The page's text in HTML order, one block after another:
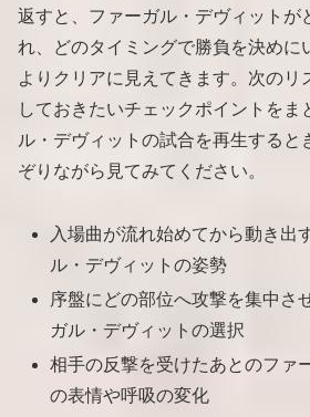
返すと、ファーガル・デヴィットが
れ、どのタイミングで勝負を決めに
よりクリアに見えてきます。次のリ
しておきたいチェックポイントをま
ル・デヴィットの試合を再生すると
ぞりながら見てみてください。
入場曲が流れ始めてから動き出
ル・デヴィットの姿勢
序盤にどの部位へ攻撃を集中さ
ガル・デヴィットの選択
相手の反撃を受けたあとのファ
の表情や呼吸の変化